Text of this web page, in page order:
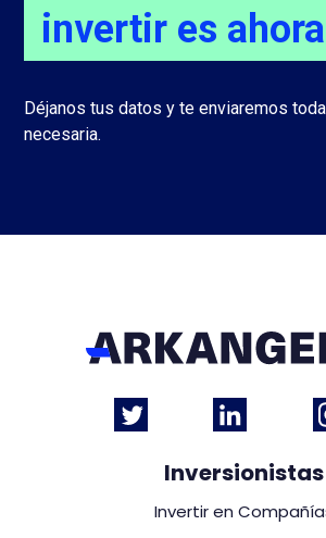
invertir es
Déjanos tus datos y te enviaremos
necesaria.
Inversionistas
Invertir en